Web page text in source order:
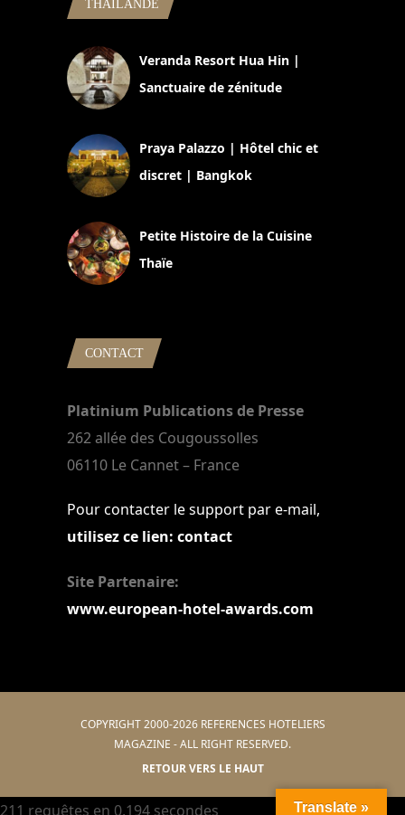
THAILANDE
Veranda Resort Hua Hin |
Sanctuaire de zénitude
Praya Palazzo | Hôtel chic et
discret | Bangkok
Petite Histoire de la Cuisine
Thaïe
CONTACT
Platinium Publications de Presse
262 allée des Cougoussolles
06110 Le Cannet – France
Pour contacter le support par e-mail,
utilisez ce lien: contact
Site Partenaire:
www.european-hotel-awards.com
COPYRIGHT 2000-2026 REFERENCES HOTELIERS
MAGAZINE - ALL RIGHT RESERVED.
RETOUR VERS LE HAUT
Translate »
211 requêtes en 0,194 secondes